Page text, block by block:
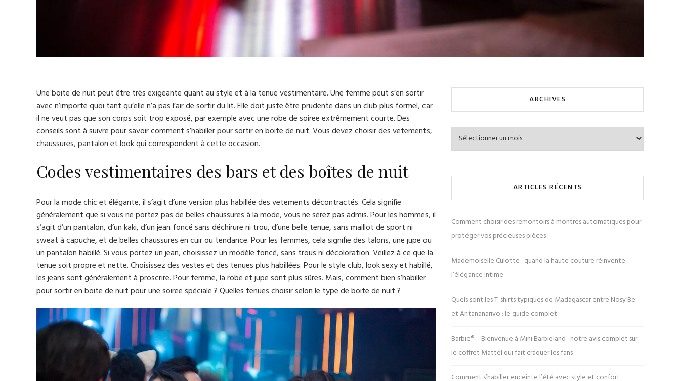
Une boite de nuit peut être très exigeante quant au style et à la tenue vestimentaire. Une femme peut s’en sortir
avec n’importe quoi tant qu’elle n’a pas l’air de sortir du lit. Elle doit juste être prudente dans un club plus formel, car
il ne veut pas que son corps soit trop exposé, par exemple avec une robe de soiree extrêmement courte. Des
conseils sont à suivre pour savoir comment s’habiller pour sortir en boite de nuit. Vous devez choisir des vetements,
chaussures, pantalon et look qui correspondent à cette occasion.
Codes vestimentaires des bars et des boîtes de nuit
Pour la mode chic et élégante, il s’agit d’une version plus habillée des vetements décontractés. Cela signifie
généralement que si vous ne portez pas de belles chaussures à la mode, vous ne serez pas admis. Pour les hommes, il
s’agit d’un pantalon, d’un kaki, d’un jean foncé sans déchirure ni trou, d’une belle tenue, sans maillot de sport ni
sweat à capuche, et de belles chaussures en cuir ou tendance. Pour les femmes, cela signifie des talons, une jupe ou
un pantalon habillé. Si vous portez un jean, choisissez un modèle foncé, sans trous ni décoloration. Veillez à ce que la
tenue soit propre et nette. Choisissez des vestes et des tenues plus habillées. Pour le style club, look sexy et habillé,
les jeans sont généralement à proscrire. Pour femme, la robe et jupe sont plus sûres. Mais, comment bien s’habiller
pour sortir en boite de nuit pour une soiree spéciale ? Quelles tenues choisir selon le type de boite de nuit ?
ARCHIVES
ARTICLES RÉCENTS
Comment choisir des remontoirs à montres automatiques pour
protéger vos précieuses pièces
Mademoiselle Culotte : quand la haute couture réinvente
l’élégance intime
Quels sont les T-shirts typiques de Madagascar entre Nosy Be
et Antananarivo : le guide complet
Barbie® – Bienvenue à Mini Barbieland : notre avis complet sur
le coffret Mattel qui fait craquer les fans
Comment s’habiller enceinte l’été avec style et confort